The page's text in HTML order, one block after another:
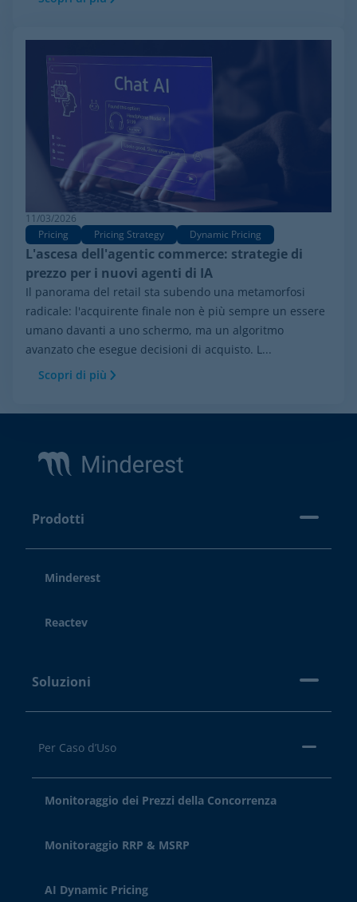
11/03/2026
Pricing
Pricing Strategy Dynamic Pricing
L'ascesa dell'agentic commerce: strategie di
prezzo per i nuovi agenti di IA
Il panorama del retail sta subendo una metamorfosi
radicale: l'acquirente finale non è più sempre un essere
umano davanti a uno schermo, ma un algoritmo
avanzato che esegue decisioni di acquisto. L...
Scopri di più
Prodotti
Minderest
Reactev
Soluzioni
Per Caso d’Uso
Monitoraggio dei Prezzi della Concorrenza
Monitoraggio RRP & MSRP
AI Dynamic Pricing